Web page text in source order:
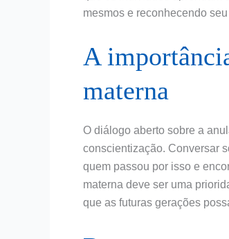
mesmos e reconhecendo
A
materna
O diálogo aberto sobre a
conscientização. Conversar
quem passou por isso e
materna deve ser uma
que as futuras gerações